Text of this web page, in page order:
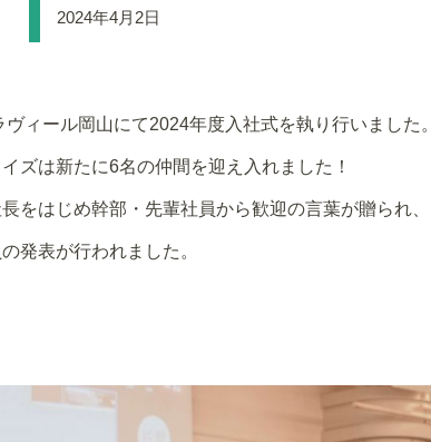
2024年4月2日
ィール岡山にて2024年度入社式を執り行いました。
ズは新たに6名の仲間を迎え入れました！
をはじめ幹部・先輩社員から歓迎の言葉が贈られ、
発表が行われました。